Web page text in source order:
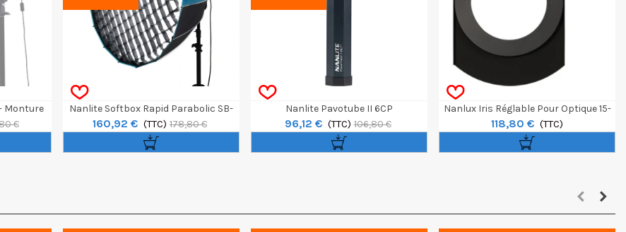
Monture
€
Nanlite Softbox Rapid Parabolic SB-
RP120
160,92 € (TTC) 178,80 €
Nanlite Pavotube II 6CP
96,12 € (TTC) 106,80 €
Nanlux Iris Réglable Pour Optique 15-
30 Pour Evoke
118,80 € (TTC)